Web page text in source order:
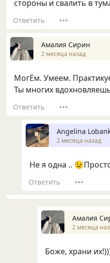
стороны и свалить в
Ответить
Амалия Сирин
2 месяца назад
МогЁм. Умеем.
Ты многих
Ответить
Angelina
2 месяца назад
Не я одна ..
Ответить
Амалия
2 месяца
Боже, храни